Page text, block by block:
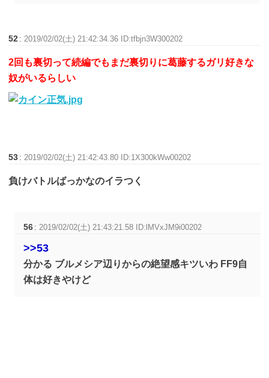
52 :2019/02/02(土) 21:42:34.36 ID:tfbjn3W300202
2回も裏切って続編でもまだ裏切りに葛藤するガリ好きな
奴がいるらしい
53 :2019/02/02(土) 21:42:43.80 ID:1X300kWw00202
負けバトルばっかなのイラつく
56 :2019/02/02(土) 21:43:21.58 ID:lMVxJM9i00202
>>53
分かる ブルメシア辺りからの絶望感キツいわ FF9自
体は好きやけど